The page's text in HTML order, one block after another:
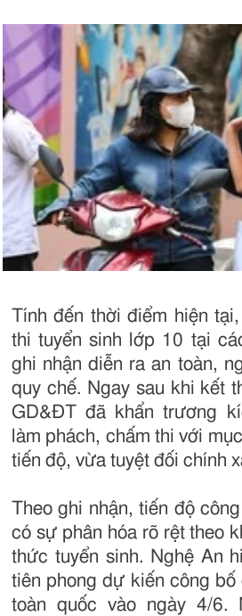
Tính đến thời điểm hiện
thi tuyển sinh lớp 10 tại
ghi nhận diễn ra an toàn,
quy chế. Ngay sau khi kết
GD&ĐT đã khẩn trương
làm phách, chấm thi với
tiến độ, vừa tuyệt đối chính
Theo ghi nhận, tiến độ
có sự phân hóa rõ rệt theo
thức tuyển sinh. Nghệ An
tiên phong dự kiến công bố
toàn quốc vào ngày 4/6.